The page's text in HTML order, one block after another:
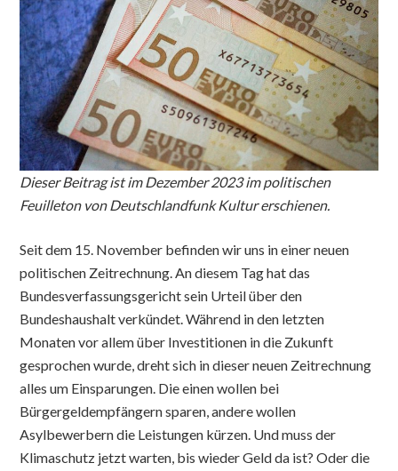
Dieser Beitrag ist im Dezember 2023 im politischen
Feuilleton von Deutschlandfunk Kultur erschienen.
Seit dem 15. November befinden wir uns in einer neuen
politischen Zeitrechnung. An diesem Tag hat das
Bundesverfassungsgericht sein Urteil über den
Bundeshaushalt verkündet. Während in den letzten
Monaten vor allem über Investitionen in die Zukunft
gesprochen wurde, dreht sich in dieser neuen Zeitrechnung
alles um Einsparungen. Die einen wollen bei
Bürgergeldempfängern sparen, andere wollen
Asylbewerbern die Leistungen kürzen. Und muss der
Klimaschutz jetzt warten, bis wieder Geld da ist? Oder die